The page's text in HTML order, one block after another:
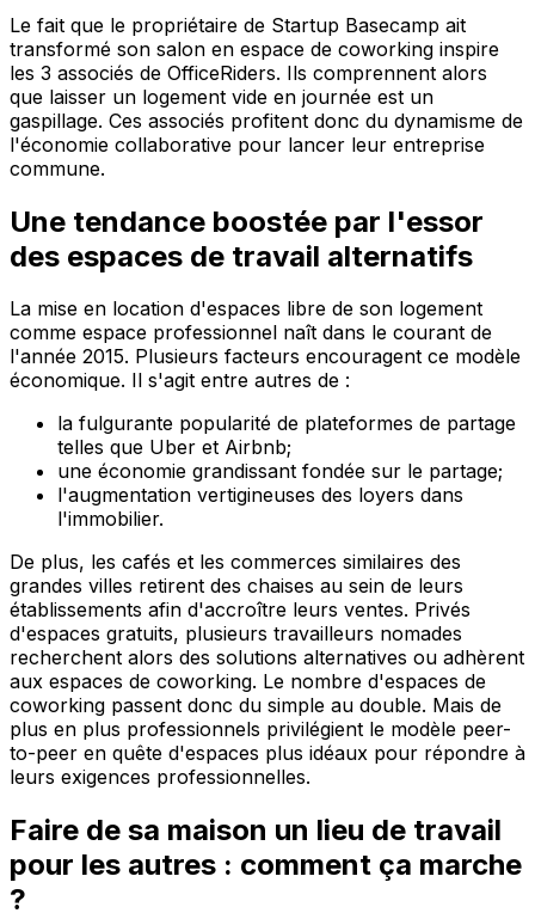
Le fait que le propriétaire de Startup Basecamp ait
transformé son salon en espace de coworking inspire
les 3 associés de OfficeRiders. Ils comprennent alors
que laisser un logement vide en journée est un
gaspillage. Ces associés profitent donc du dynamisme de
l'économie collaborative pour lancer leur entreprise
commune.
Une tendance boostée par l'essor
des espaces de travail alternatifs
La mise en location d'espaces libre de son logement
comme espace professionnel naît dans le courant de
l'année 2015. Plusieurs facteurs encouragent ce modèle
économique. Il s'agit entre autres de :
la fulgurante popularité de plateformes de partage
telles que Uber et Airbnb;
une économie grandissant fondée sur le partage;
l'augmentation vertigineuses des loyers dans
l'immobilier.
De plus, les cafés et les commerces similaires des
grandes villes retirent des chaises au sein de leurs
établissements afin d'accroître leurs ventes. Privés
d'espaces gratuits, plusieurs travailleurs nomades
recherchent alors des solutions alternatives ou adhèrent
aux espaces de coworking. Le nombre d'espaces de
coworking passent donc du simple au double. Mais de
plus en plus professionnels privilégient le modèle peer-
to-peer en quête d'espaces plus idéaux pour répondre à
leurs exigences professionnelles.
Faire de sa maison un lieu de travail
pour les autres : comment ça marche
?